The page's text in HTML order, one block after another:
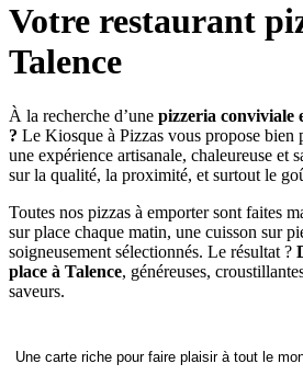
Votre restaurant
Talence
À la recherche d’une pizzeria conviviale
? Le Kiosque à Pizzas vous propose bien
une expérience artisanale, chaleureuse et
sur la qualité, la proximité, et surtout le
Toutes nos pizzas à emporter sont faites
sur place chaque matin, une cuisson sur
soigneusement sélectionnés. Le résultat ?
place à Talence, généreuses,
saveurs.
Une carte riche pour faire plaisir à tout le